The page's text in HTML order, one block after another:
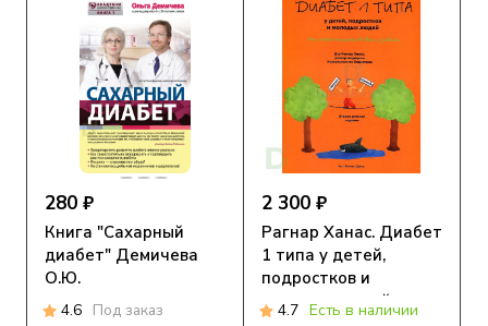
280 ₽
Книга "Сахарный
диабет" Демичева
О.Ю.
4.6 Под заказ
2 300 ₽
Рагнар Ханас. Диабет
1 типа у детей,
подростков и
молодых людей.
4.7 Есть в наличии